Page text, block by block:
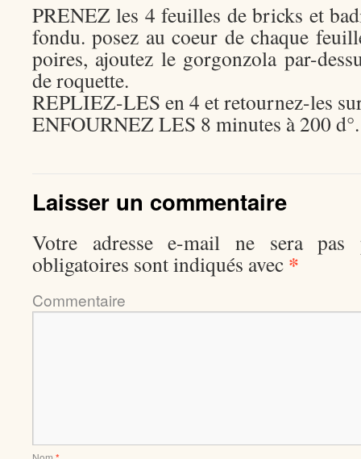
PRENEZ les 4 feuilles de bricks et
fondu. posez au coeur de chaque
poires, ajoutez le gorgonzola par-
de roquette.
REPLIEZ-LES en 4 et retournez-les
ENFOURNEZ LES 8 minutes à 200 d°.
Laisser un commentaire
Votre adresse e-mail ne sera pas
obligatoires sont indiqués avec *